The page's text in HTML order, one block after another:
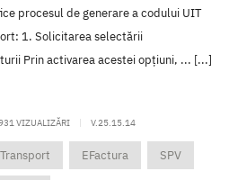
procesul de generare a codului UIT
1. Solicitarea selectării
Prin activarea acestei opțiuni, ... [...]
VIZUALIZĂRI | V.25.15.14
Transport EFactura SPV